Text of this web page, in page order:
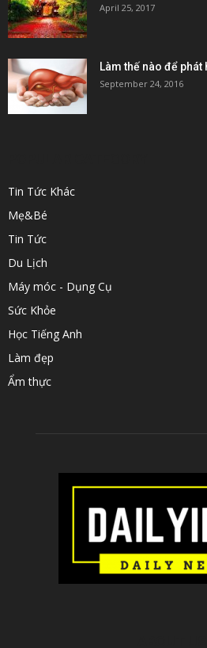
April 25, 2017
Làm thế nào để
September 24, 2016
Tin Tức Khác
Mẹ&Bé
Tin Tức
Du Lịch
Máy móc - Dụng Cụ
Sức Khỏe
Học Tiếng Anh
Làm đẹp
Ẩm thực